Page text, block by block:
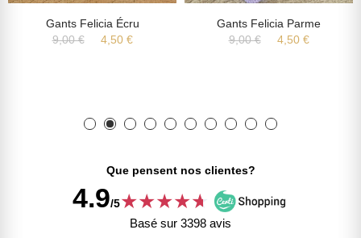
Gants Felicia Écru
9,00 €
4,50 €
Gants Felicia Parme
9,00 €
4,50 €
Que pensent nos clientes?
4.9/5★★★★★
★
Basé sur 3398 avis